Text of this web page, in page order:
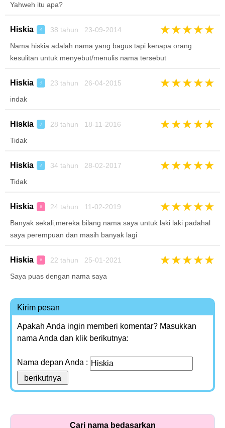
Yahweh itu apa?
Hiskia ♂ 38 tahun 23-09-2014 ★★★★★
Nama hiskia adalah nama yang bagus tapi kenapa orang
kesulitan untuk menyebut/menulis nama tersebut
Hiskia ♂ 23 tahun 26-04-2015 ★★★★★
indak
Hiskia ♂ 28 tahun 18-11-2016 ★★★★★
Tidak
Hiskia ♂ 34 tahun 28-02-2017 ★★★★★
Tidak
Hiskia ♀ 24 tahun 11-02-2019 ★★★★★
Banyak sekali,mereka bilang nama saya untuk laki laki padahal
saya perempuan dan masih banyak lagi
Hiskia ♀ 22 tahun 25-01-2021 ★★★★★
Saya puas dengan nama saya
Kirim pesan
Apakah Anda ingin memberi komentar? Masukkan
nama Anda dan klik berikutnya:
Nama depan Anda :
Cari nama bedasarkan